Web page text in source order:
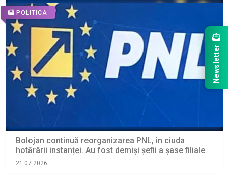
POLITICA
Bolojan continuă reorganizarea PNL, în ciuda
hotărârii instanței. Au fost demiși șefii a șase filiale
21.07.2026
Newsletter